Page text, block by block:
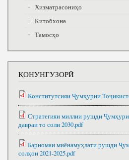
Хизматрасониҳо
Китобхона
Тамосҳо
ҚОНУНГУЗОРӢ
Конститутсияи Ҷумҳурии
Стратегияи миллии рушди
давраи то соли 2030.pdf
Барномаи миёнамуҳлати рушди
солҳои 2021-2025.pdf